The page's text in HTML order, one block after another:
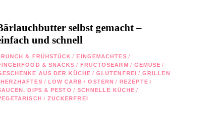
selbst gemacht –
und schnell
& FRÜHSTÜCK / EINGEMACHTES /
& SNACKS / FRUCTOSEARM / GEMÜSE /
AUS DER KÜCHE / GLUTENFREI / GRILLEN
HERZHAFTES / LOW CARB / OSTERN / REZEPTE /
DIPS & PESTO / SCHNELLE KÜCHE /
/ ZUCKERFREI